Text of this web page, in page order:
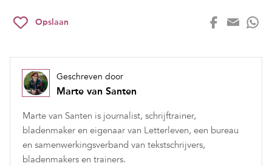
Opslaan
Geschreven door
Marte van Santen
Marte van Santen is journalist, schrijftrainer,
bladenmaker en eigenaar van Letterleven, een bureau
en samenwerkingsverband van tekstschrijvers,
bladenmakers en trainers.